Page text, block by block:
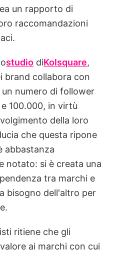
un rapporto di
raccomandazioni
studio diKolsquare,
brand collabora con
numero di follower
100.000, in virtù
della loro
che questa ripone
abbastanza
notato: si è creata una
tra marchi e
bisogno dell'altro per
ritiene che gli
ai marchi con cui